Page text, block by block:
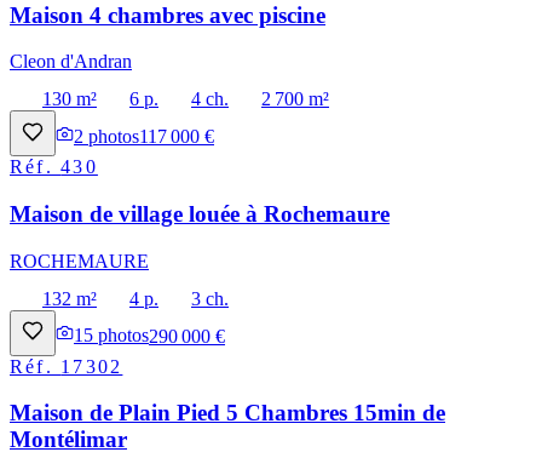
Maison 4 chambres avec piscine
Cleon d'Andran
130 m²
6 p. 4 ch.
2 700 m²
2 photos117 000 €
Réf.430
Maison de village louée à Rochemaure
ROCHEMAURE
132 m²
4 p.
3 ch.
15 photos290 000 €
Réf. 17302
Maison de Plain Pied 5 Chambres 15min de
Montélimar